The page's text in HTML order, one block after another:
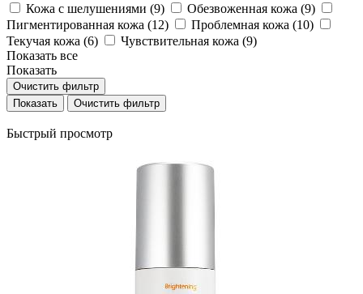
Кожа с шелушениями (9) Обезвоженная кожа (9)
Пигментированная кожа (12) Проблемная кожа (10)
Текучая кожа (6) Чувствительная кожа (9)
Показать все
Показать
Очистить фильтр
Очистить фильтр
Быстрый просмотр